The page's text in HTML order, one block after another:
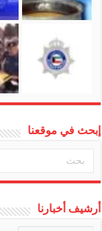
إبحث في موقعنا
أرشيف أخبارنا